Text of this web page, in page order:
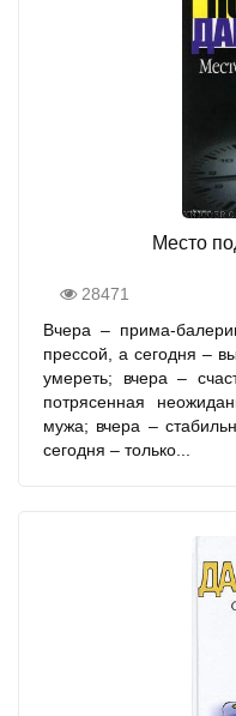
Место
28471
Вчера – прима-
прессой, а сегодня –
умереть; вчера –
потрясенная
мужа; вчера –
сегодня – только...